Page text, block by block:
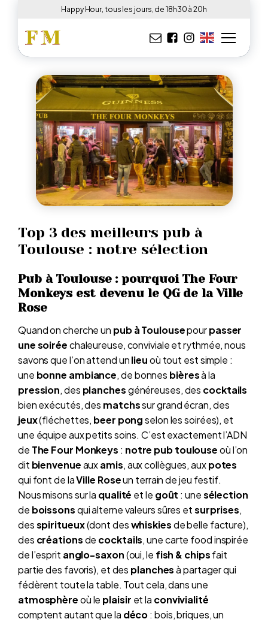
Happy Hour, tous les jours, de 18h30 à 20h
Top 3 des meilleurs pub à
Toulouse : notre sélection
Pub à Toulouse : pourquoi The Four
Monkeys est devenu le QG de la Ville
Rose
Quand on cherche un pub à Toulousepourpasser
une soiréechaleureuse, conviviale et rythmée, nous
savons que l’on attend unlieuoù tout est simple :
une bonne ambiance, de bonnes bièresà la
pression, des planchesgénéreuses, des cocktails
bien exécutés, des matchssur grand écran, des
jeux(fléchettes, beer pongselon les soirées), et
une équipe aux petits soins. C’est exactement l’ADN
de The Four Monkeys : notre pub toulouseoù l’on
dit bienvenueauxamis, aux collègues, auxpotes
qui font de laVille Roseun terrain de jeu festif.
Nous misons sur la qualité et le goût : unesélection
de boissonsqui alterne valeurs sûres etsurprises,
desspiritueux(dont deswhiskiesde belle facture),
des créationsde cocktails, une carte food inspirée
de l’esprit anglo-saxon(oui, le fish & chipsfait
partie des favoris), et des planchesà partager qui
fédèrent toute la table. Tout cela, dans une
atmosphèreoù le plaisir et la convivialité
comptent autant que la déco: bois, briques, un